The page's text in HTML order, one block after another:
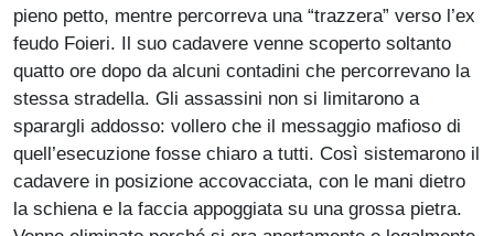
pieno petto, mentre percorreva una “trazzera” verso l’ex
feudo Foieri. Il suo cadavere venne scoperto soltanto
quatto ore dopo da alcuni contadini che percorrevano la
stessa stradella. Gli assassini non si limitarono a
sparargli addosso: vollero che il messaggio mafioso di
quell’esecuzione fosse chiaro a tutti. Così sistemarono il
cadavere in posizione accovacciata, con le mani dietro
la schiena e la faccia appoggiata su una grossa pietra.